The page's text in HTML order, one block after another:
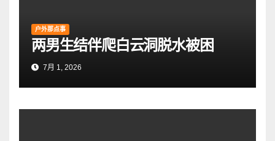
户外那点事
两男生结伴爬白云洞脱水被困
7月 1, 2026